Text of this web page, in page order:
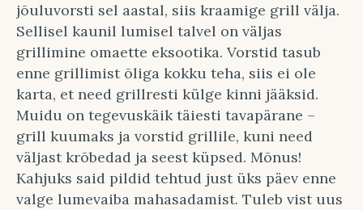
jõuluvorsti sel aastal, siis kraamige grill välja.
Sellisel kaunil lumisel talvel on väljas
grillimine omaette eksootika. Vorstid tasub
enne grillimist õliga kokku teha, siis ei ole
karta, et need grillresti külge kinni jääksid.
Muidu on tegevuskäik täiesti tavapärane –
grill kuumaks ja vorstid grillile, kuni need
väljast krõbedad ja seest küpsed. Mõnus!
Kahjuks said pildid tehtud just üks päev enne
valge lumevaiba mahasadamist. Tuleb vist uus